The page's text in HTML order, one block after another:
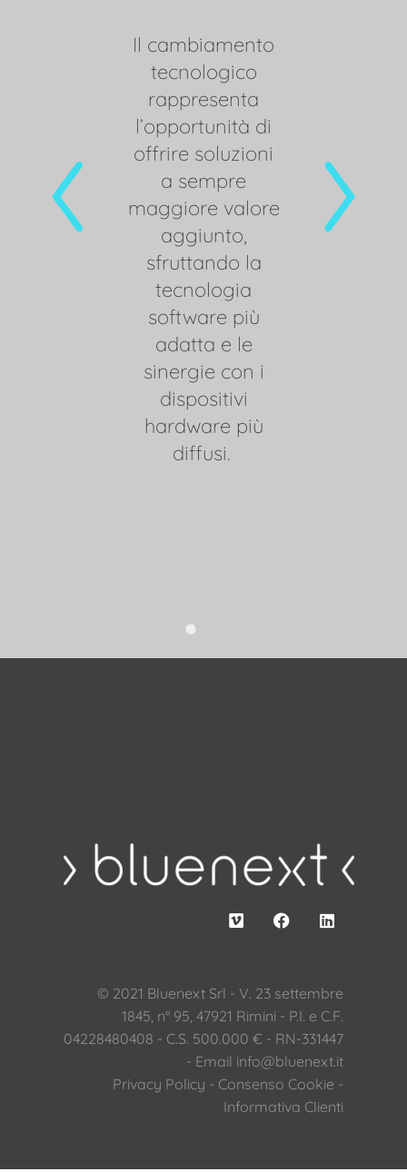
Il cambiamento
tecnologico
rappresenta
l’opportunità di
offrire soluzioni
a sempre
maggiore valore
aggiunto,
sfruttando la
tecnologia
software più
adatta e le
sinergie con i
dispositivi
hardware più
diffusi.
Il
© 2021 Bluenext Srl - V. 23 settembre
1845, n° 95, 47921 Rimini - P.I. e C.F.
04228480408 - C.S. 500.000 € - RN-331447
- Email info@bluenext.it
Privacy Policy - Consenso Cookie -
Informativa Clienti